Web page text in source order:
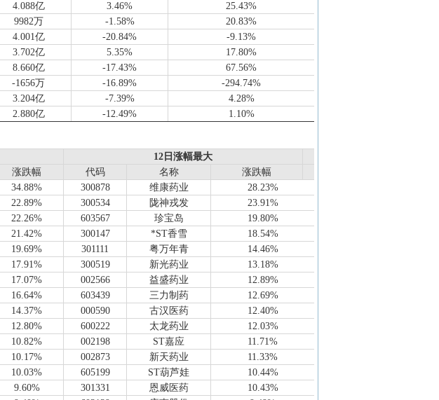
4.088亿 3.46%
25.43%
9982万 -1.58%
20.83%
4.001亿 -20.84%
-9.13%
3.702亿 5.35%
17.80%
8.660亿 -17.43%
67.56%
-1656万 -16.89%
-294.74%
3.204亿 -7.39%
4.28%
2.880亿 -12.49%
1.10%
6571万 -18.85%
8.93%
2.126亿 4.46%
4.43%
1.996亿 8.90%
10.18%
6562万 -10.59%
-11.97%
1.650亿 20.80%
41.53%
1.244亿 12.55%
18.64%
1.103亿 27.19%
93.11%
1.404亿 14.57%
-14.57%
7928万 -5.27%
-4.96%
-3353万 -31.94%
-292.41%
6674万 17.04%
4.96%
-1.418亿 -48.01%
-256.70%
-1.799亿 -61.29%
-338.99%
2819万 -15.31%
16.63%
6487万 -29.30% -23.05%
12日涨幅最大
涨跌幅 代码 名称 涨跌幅
12日涨幅最大
涨跌幅 代码 名称
涨跌幅
34.88% 300878 维康药业
28.23%
22.89% 300534 陇神戎发
23.91%
22.26% 603567 珍宝岛
19.80%
21.42% 300147 *ST香雪
18.54%
19.69% 301111 粤万年青
14.46%
17.91% 300519 新光药业
13.18%
17.07% 002566 益盛药业
12.89%
16.64% 603439 三力制药
12.69%
14.37% 000590 古汉医药
12.40%
12.80% 600222 太龙药业
12.03%
10.82% 002198 ST嘉应
11.71%
10.17% 002873 新天药业
11.33%
10.03% 605199 ST葫芦娃
10.44%
9.60% 301331 恩威医药
10.43%